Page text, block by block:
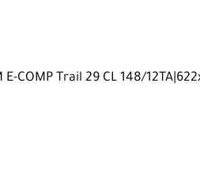
COMP Trail 29 CL 148/